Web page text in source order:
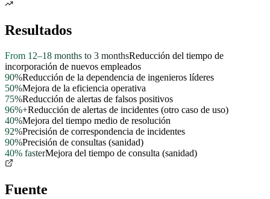
Resultados
From 12–18 months to 3 monthsReducción del tiempo de
incorporación de nuevos empleados
90%Reducción de la dependencia de ingenieros líderes
50%Mejora de la eficiencia operativa
75%Reducción de alertas de falsos positivos
96%+Reducción de alertas de incidentes (otro caso de uso)
40%Mejora del tiempo medio de resolución
92%Precisión de correspondencia de incidentes
90%Precisión de consultas (sanidad)
40% fasterMejora del tiempo de consulta (sanidad)
Fuente